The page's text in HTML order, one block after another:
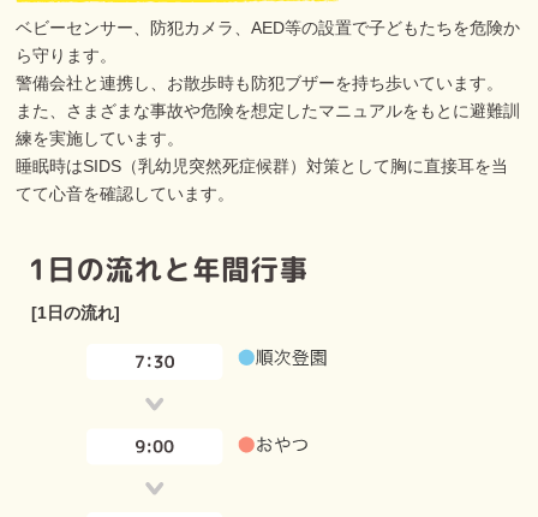
ベビーセンサー、防犯カメラ、AED等の設置で子どもたちを危険か
ら守ります。
警備会社と連携し、お散歩時も防犯ブザーを持ち歩いています。
また、さまざまな事故や危険を想定したマニュアルをもとに避難訓
練を実施しています。
睡眠時はSIDS（乳幼児突然死症候群）対策として胸に直接耳を当
てて心音を確認しています。
[1日の流れ]